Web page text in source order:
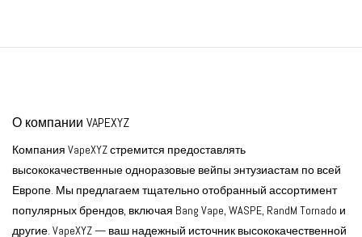
О компании VAPEXYZ
Компания VapeXYZ стремится предоставлять
высококачественные одноразовые вейпы энтузиастам по всей
Европе. Мы предлагаем тщательно отобранный ассортимент
популярных брендов, включая Bang Vape, WASPE, RandM Tornado и
другие. VapeXYZ — ваш надежный источник высококачественной